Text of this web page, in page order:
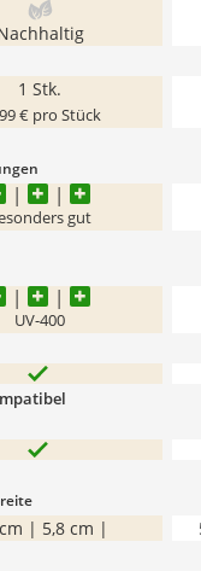
1 Stk.
€ pro Stück
gut
UV-400
| 5,8 cm |